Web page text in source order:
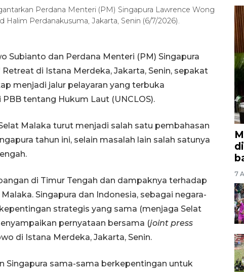
Perdana Menteri (PM) Singapura Lawrence Wong
Perdanakusuma, Jakarta, Senin (6/7/2026).
Subianto dan Perdana Menteri (PM) Singapura
di Istana Merdeka, Jakarta, Senin, sepakat
menjadi jalur pelayaran yang terbuka
tentang Hukum Laut (UNCLOS).
Malaka turut menjadi salah satu pembahasan
tahun ini, selain masalah lain salah satunya
di Timur Tengah dan dampaknya terhadap
Singapura dan Indonesia, sebagai negara-
strategis yang sama (menjaga Selat
pernyataan bersama (joint press
di Istana Merdeka, Jakarta, Senin.
Singapura sama-sama berkepentingan untuk
7